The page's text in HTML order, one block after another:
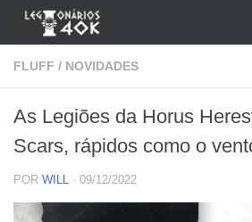
Skip to content
FLUFF / NOVIDADES
As Legiões da Horus
Scars, rápidos como o
POR WILL · 09/12/2022